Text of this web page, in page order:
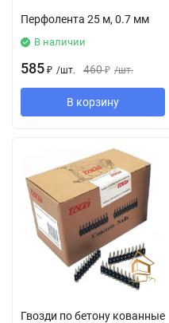
Перфолента 25 м, 0.7 мм
В наличии
585 ₽ /шт. 460 ₽ /шт.
В корзину
Гвозди по бетону кованные